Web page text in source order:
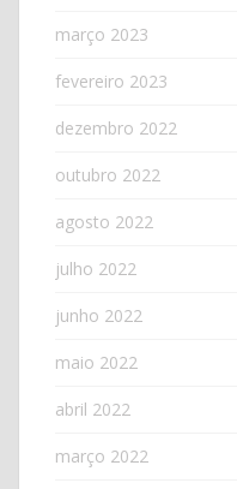
março 2023
fevereiro 2023
dezembro 2022
outubro 2022
agosto 2022
julho 2022
junho 2022
maio 2022
abril 2022
março 2022